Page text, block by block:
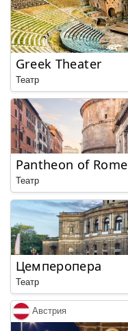
Greek Theater
Театр
Pantheon of Rome
Театр
Цемперопера
Театр
Австрия